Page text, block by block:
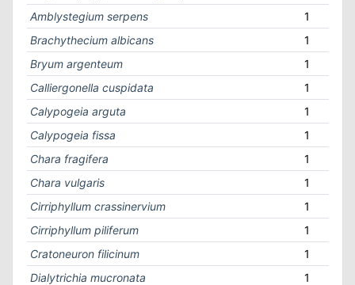
Amblystegium serpens
1
Brachythecium albicans
1
Bryum argenteum
1
Calliergonella cuspidata
1
Calypogeia arguta
1
Calypogeia fissa
1
Chara fragifera
1
Chara vulgaris
1
Cirriphyllum crassinervium
1
Cirriphyllum piliferum
1
Cratoneuron filicinum
1
Dialytrichia mucronata
1